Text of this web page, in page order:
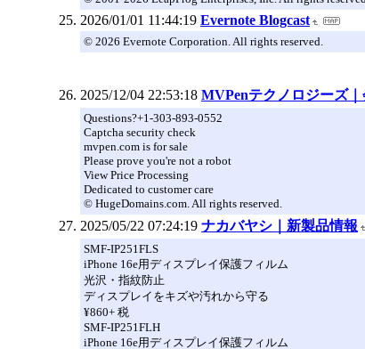
2026/01/01 11:44:19 Evernote Blogcast
© 2026 Evernote Corporation. All rights reserved.
2025/12/04 22:53:18 MVPenテクノロジーズ
Questions?+1-303-893-0552
Captcha security check
mvpen.com is for sale
Please prove you're not a robot
View Price Processing
Dedicated to customer care
© HugeDomains.com. All rights reserved.
2025/05/22 07:24:19 ナカバヤシ｜新製品情報
SMF-IP251FLS
iPhone 16e用ディスプレイ保護フィルム
光沢・指紋防止
ディスプレイをキズや汚れから守る
¥860+ 税
SMF-IP251FLH
iPhone 16e用ディスプレイ保護フィルム